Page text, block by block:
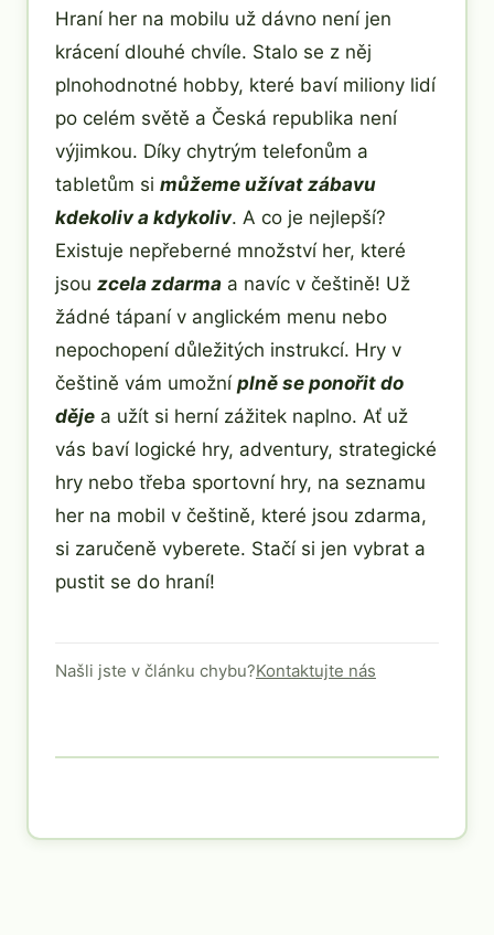
Hraní her na mobilu už dávno není jen
krácení dlouhé chvíle. Stalo se z něj
plnohodnotné hobby, které baví miliony lidí
po celém světě a Česká republika není
výjimkou. Díky chytrým telefonům a
tabletům si můžeme užívat zábavu
kdekoliv a kdykoliv. A co je nejlepší?
Existuje nepřeberné množství her, které
jsou zcela zdarma a navíc v češtině! Už
žádné tápaní v anglickém menu nebo
nepochopení důležitých instrukcí. Hry v
češtině vám umožní plně se ponořit do
děje a užít si herní zážitek naplno. Ať už
vás baví logické hry, adventury, strategické
hry nebo třeba sportovní hry, na seznamu
her na mobil v češtině, které jsou zdarma,
si zaručeně vyberete. Stačí si jen vybrat a
pustit se do hraní!
Našli jste v článku chybu?Kontaktujte nás